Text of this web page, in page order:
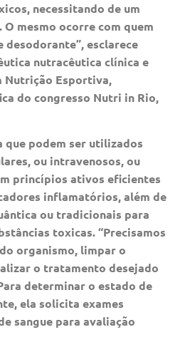
necessitando de um
mesmo ocorre com quem
esclarece
nutracêutica clínica e
Nutrição Esportiva,
do congresso Nutri in Rio,
podem ser utilizados
ou intravenosos, ou
princípios ativos eficientes
inflamatórios, além de
ou tradicionais para
toxicas. “Precisamos
organismo, limpar o
o tratamento desejado
determinar o estado de
ela solicita exames
sangue para avaliação